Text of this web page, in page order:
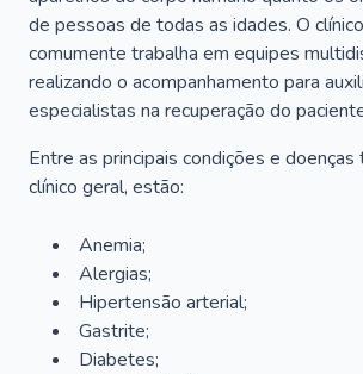
de pessoas de todas as idades. O
comumente trabalha em equipes
realizando o acompanhamento para
especialistas na recuperação do
Entre as principais condições e
clínico geral, estão:
Anemia;
Alergias;
Hipertensão arterial;
Gastrite;
Diabetes;